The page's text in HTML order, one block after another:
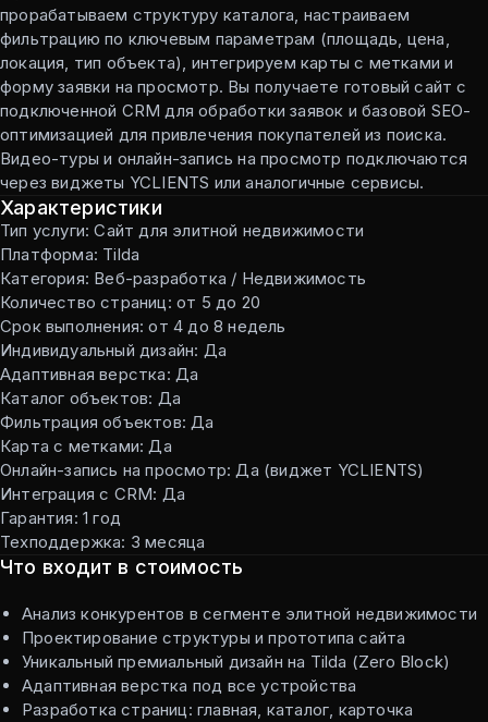
прорабатываем структуру каталога, настраиваем
фильтрацию по ключевым параметрам (площадь, цена,
локация, тип объекта), интегрируем карты с метками и
форму заявки на просмотр. Вы получаете готовый сайт с
подключенной CRM для обработки заявок и базовой SEO-
оптимизацией для привлечения покупателей из поиска.
Видео-туры и онлайн-запись на просмотр подключаются
через виджеты YCLIENTS или аналогичные сервисы.
Характеристики
Тип услуги: Сайт для элитной недвижимости
Платформа: Tilda
Категория: Веб-разработка / Недвижимость
Количество страниц: от 5 до 20
Срок выполнения: от 4 до 8 недель
Индивидуальный дизайн: Да
Адаптивная верстка: Да
Каталог объектов: Да
Фильтрация объектов: Да
Карта с метками: Да
Онлайн-запись на просмотр: Да (виджет YCLIENTS)
Интеграция с CRM: Да
Гарантия: 1 год
Техподдержка: 3 месяца
Что входит в стоимость
Анализ конкурентов в сегменте элитной недвижимости
Проектирование структуры и прототипа сайта
Уникальный премиальный дизайн на Tilda (Zero Block)
Адаптивная верстка под все устройства
Разработка страниц: главная, каталог, карточка